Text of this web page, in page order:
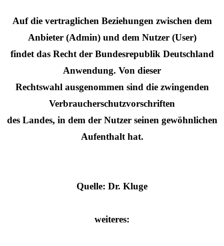
Auf die vertraglichen Beziehungen zwischen dem
Anbieter (Admin) und dem Nutzer (User)
findet das Recht der Bundesrepublik Deutschland
Anwendung. Von dieser
Rechtswahl ausgenommen sind die zwingenden
Verbraucherschutzvorschriften
des Landes, in dem der Nutzer seinen gewöhnlichen
Aufenthalt hat.
Quelle: Dr. Kluge
weiteres: